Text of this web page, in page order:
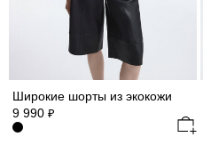
Широкие шорты из экокожи
9 990 ₽